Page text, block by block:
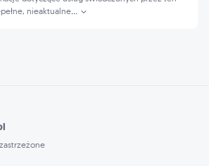
nieaktualne